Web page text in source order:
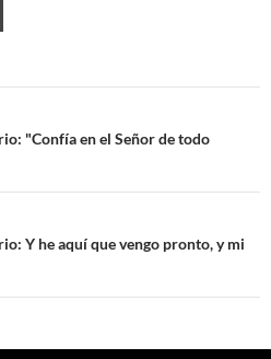
"Confía en el Señor de todo
Y he aquí que vengo pronto, y mi